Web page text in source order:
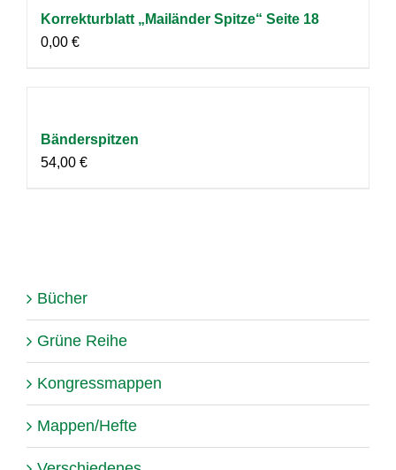
Korrekturblatt „Mailänder Spitze“ Seite 18
0,00 €
Bänderspitzen
54,00 €
Bücher
Grüne Reihe
Kongressmappen
Mappen/Hefte